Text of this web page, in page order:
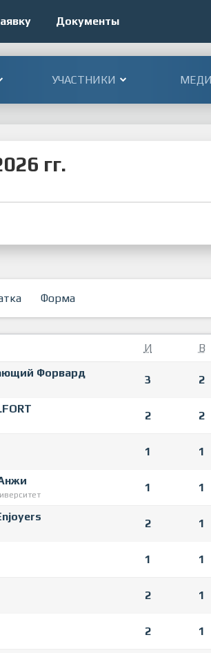
Документы
УЧАСТНИКИ
гг.
Форма
И В
Форвард
3 2
2 2
1 1
1 1
2 1
1 1
2 1
2 1